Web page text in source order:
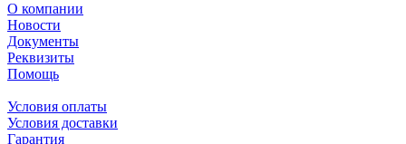
О компании
Новости
Документы
Реквизиты
Помощь
Условия оплаты
Условия доставки
Гарантия